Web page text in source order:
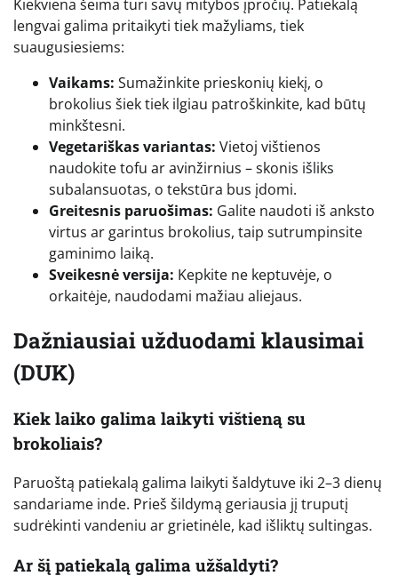
Kiekviena šeima turi savų mitybos įpročių. Patiekalą
lengvai galima pritaikyti tiek mažyliams, tiek
suaugusiesiems:
Vaikams: Sumažinkite prieskonių kiekį, o
brokolius šiek tiek ilgiau patroškinkite, kad būtų
minkštesni.
Vegetariškas variantas: Vietoj vištienos
naudokite tofu ar avinžirnius – skonis išliks
subalansuotas, o tekstūra bus įdomi.
Greitesnis paruošimas: Galite naudoti iš anksto
virtus ar garintus brokolius, taip sutrumpinsite
gaminimo laiką.
Sveikesnė versija: Kepkite ne keptuvėje, o
orkaitėje, naudodami mažiau aliejaus.
Dažniausiai užduodami klausimai
(DUK)
Kiek laiko galima laikyti vištieną su
brokoliais?
Paruoštą patiekalą galima laikyti šaldytuve iki 2–3 dienų
sandariame inde. Prieš šildymą geriausia jį truputį
sudrėkinti vandeniu ar grietinėle, kad išliktų sultingas.
Ar šį patiekalą galima užšaldyti?